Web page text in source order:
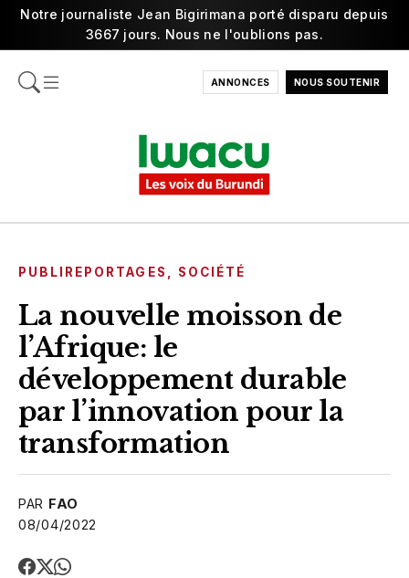
Notre journaliste Jean Bigirimana porté disparu depuis
3667 jours. Nous ne l'oublions pas.
ANNONCES NOUS SOUTENIR
PUBLIREPORTAGES SOCIÉTÉ
La nouvelle moisson de
l’Afrique: le
développement durable
par l’innovation pour la
transformation
PAR FAO
08/04/2022